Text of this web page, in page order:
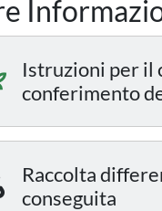
Istruzioni per il
conferimento
Raccolta
conseguita